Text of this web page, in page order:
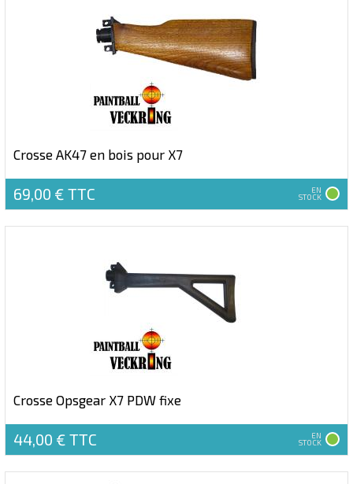
Crosse AK47 en bois pour X7
69,00 € TTC EN
STOCK
Crosse Opsgear X7 PDW fixe
44,00 € TTC EN
STOCK